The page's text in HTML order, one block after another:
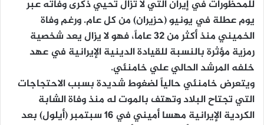
للمحظورات في إيران التي لا تزال تحيي ذكرى وفاته عبر
يوم عطلة في يونيو (حزيران) من كل عام. ورغم وفاة
الخميني منذ أكثر من 32 عاماً، فهو لا يزال يعد شخصية
رمزية مؤثرة بالنسبة للقيادة الدينية الإيرانية في عهد
خلفه المرشد الحالي علي خامنئي.
ويتعرض خامنئي حالياً لضغوط شديدة بسبب الاحتجاجات
التي تجتاح البلاد وتهتف بالموت له منذ وفاة الشابة
الكردية الإيرانية مهسا أميني في 16 سبتمبر (أيلول) بعد